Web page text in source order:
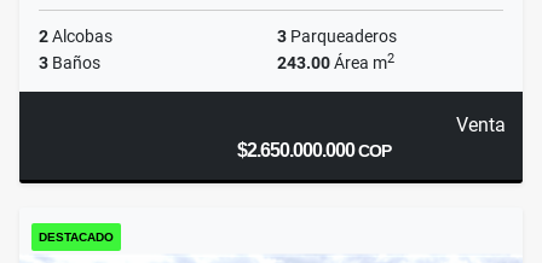
2Alcobas 3 Parqueaderos
3 Baños 243.00Área m2
Venta
$2.650.000.000COP
DESTACADO